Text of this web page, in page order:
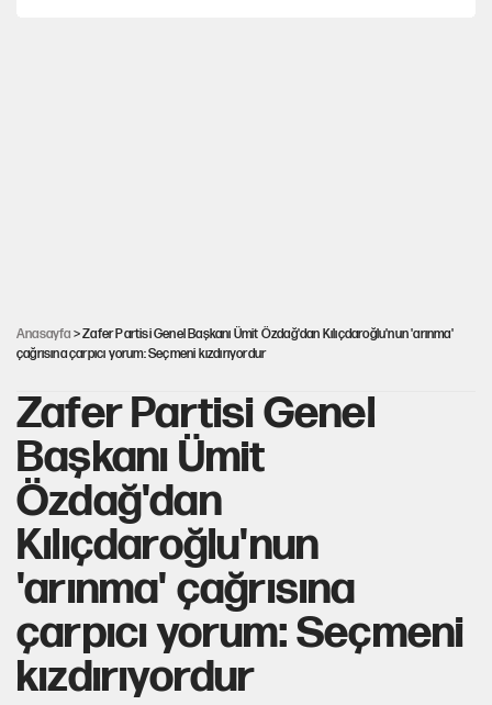
Anasayfa > Zafer Partisi Genel Başkanı Ümit Özdağ'dan Kılıçdaroğlu'nun 'arınma'
çağrısına çarpıcı yorum: Seçmeni kızdırıyordur
Zafer Partisi Genel
Başkanı Ümit
Özdağ'dan
Kılıçdaroğlu'nun
'arınma' çağrısına
çarpıcı yorum: Seçmeni
kızdırıyordur